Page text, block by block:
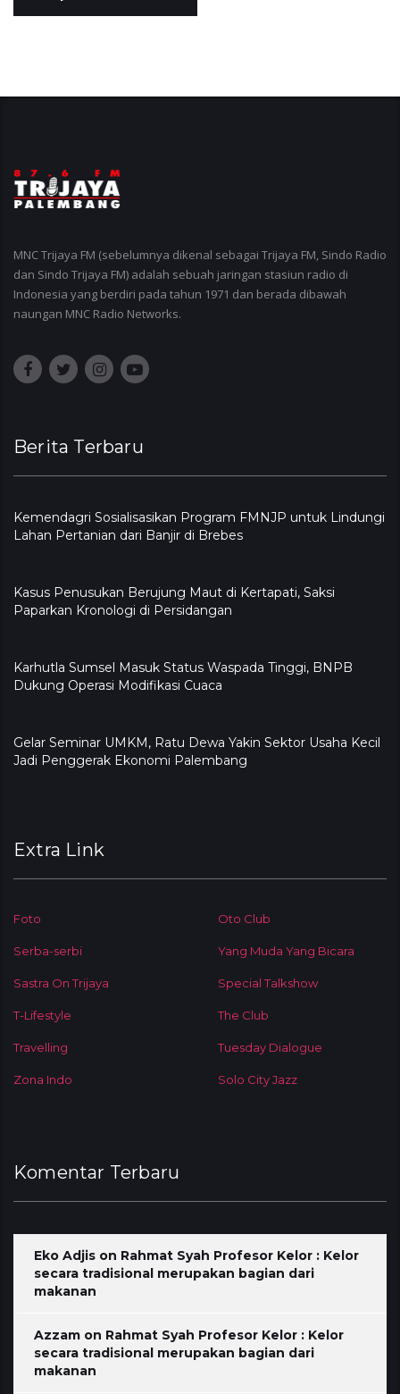
MNC Trijaya FM (sebelumnya dikenal sebagai Trijaya FM, Sindo Radio
dan Sindo Trijaya FM) adalah sebuah jaringan stasiun radio di
Indonesia yang berdiri pada tahun 1971 dan berada dibawah
naungan MNC Radio Networks.
Berita Terbaru
Kemendagri Sosialisasikan Program FMNJP untuk Lindungi
Lahan Pertanian dari Banjir di Brebes
Kasus Penusukan Berujung Maut di Kertapati, Saksi
Paparkan Kronologi di Persidangan
Karhutla Sumsel Masuk Status Waspada Tinggi, BNPB
Dukung Operasi Modifikasi Cuaca
Gelar Seminar UMKM, Ratu Dewa Yakin Sektor Usaha Kecil
Jadi Penggerak Ekonomi Palembang
Extra Link
Foto Oto Club
Serba-serbi Yang Muda Yang Bicara
Sastra On Trijaya Special Talkshow
T-Lifestyle The Club
Travelling Tuesday Dialogue
Zona Indo Solo City Jazz
Komentar Terbaru
Eko Adjis on Rahmat Syah Profesor Kelor : Kelor
secara tradisional merupakan bagian dari
makanan
Azzam on Rahmat Syah Profesor Kelor : Kelor
secara tradisional merupakan bagian dari
makanan